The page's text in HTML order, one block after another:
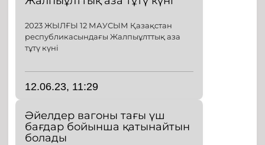
2023 ЖЫЛҒЫ 12 МАУСЫМ Қазақстан
республикасындағы Жалпыұлттық аза
тұтү күні
12.06.23, 11:29
Әйелдер вагоны тағы үш
бағдар бойынша қатынайтын
болады